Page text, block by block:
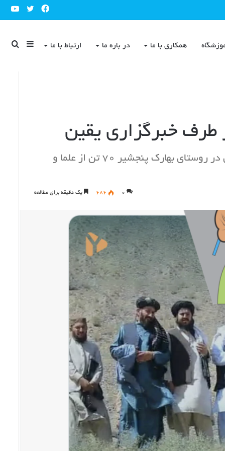
Twitter
Facebook
همکاری با ما در باره ما ارتباط با ما Sidebar
طرف خبرگزاری یقین
رسانه‌ی یقین ادعا کرده است که در قبرستان طالبان در روستای بهارک پنجشیر ۷۰ تن از علما و
۰ ۶۸۶ یک دقیقه برای مطالعه